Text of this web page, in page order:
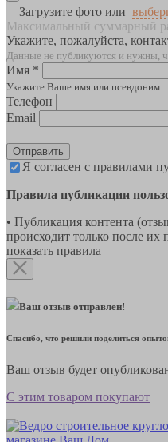
Загрузите фото или
Максимальный суммарный
Укажите, пожалуйста,
Данные не публикуются и нужны,
Имя *
Укажите Ваше имя или псевдоним
Телефон
Email
Отправить
Я согласен с правилами
Правила публикации
• Публикация контента
происходит только после их
показать правила
Ваш отзыв отправлен!
Спасибо, что решили поделиться
Ваш отзыв будет
С этим товаром покупают